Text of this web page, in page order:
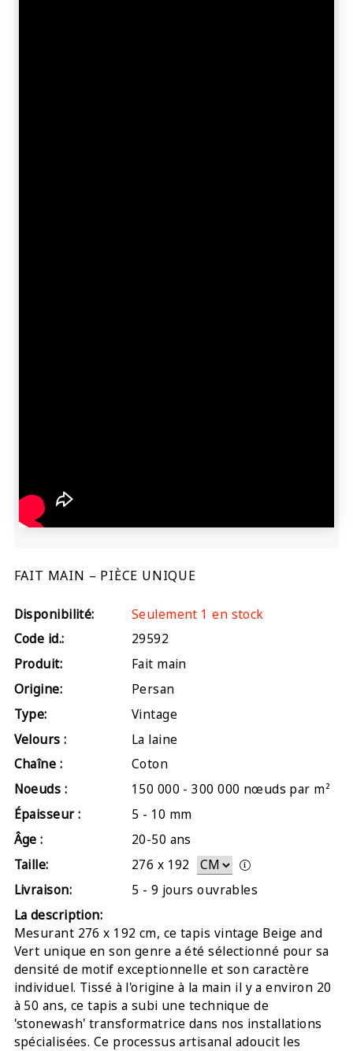
FAIT MAIN – PIÈCE UNIQUE
Disponibilité:
Seulement 1 en stock
Code id.:
29592
Produit:
Fait main
Origine:
Persan
Type:
Vintage
Velours :
La laine
Chaîne :
Coton
Noeuds :
150 000 - 300 000 nœuds par m²
Épaisseur :
5 - 10 mm
Âge :
20-50 ans
Taille:
276 x 192
Livraison:
5 - 9 jours ouvrables
La description:
Mesurant 276 x 192 cm, ce tapis vintage Beige and
Vert unique en son genre a été sélectionné pour sa
densité de motif exceptionnelle et son caractère
individuel. Tissé à l'origine à la main il y a environ 20
à 50 ans, ce tapis a subi une technique de
'stonewash' transformatrice dans nos installations
spécialisées. Ce processus artisanal adoucit les